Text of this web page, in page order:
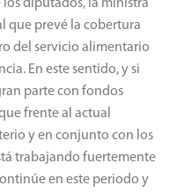
los diputados, la ministra
que prevé la cobertura
del servicio alimentario
En este sentido, y si
parte con fondos
frente al actual
y en conjunto con los
trabajando fuertemente
en este periodo y